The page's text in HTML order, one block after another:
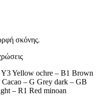
σκόνης.
Yellow ochre – B1 Brown
– G Grey dark – GB
– R1 Red minoan